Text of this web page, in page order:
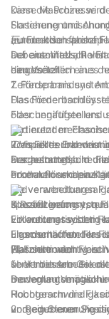
kann die Prozesse
automatisch
auf eine Vielzahl
den Vorteilen eines
Zeitersparnis und
oder ungiftigen und
und nutzt
kompakte und
Erscheinungsbild
die verwendbaren
speziell geformt,
vollautomatischen
unordentlichen
was sehr wichtig ist
senkt die
modernen
Diese Maschine
Sortierung und
(runde oder flache
Lebensmittel-,
eingesetzt.
三: Funktionsprinzip
Der automatische
hauptsächlich aus
1. Förderbandsystem
Das
Flaschenaufstellers
sortierenden
Das Förderband ist
ausgestattet, um
erkennen und eine
2.Visuelles
Der automatische
hochauflösenden
Klassifizierung von
Erkennungssystem
Eigenschaften der
Flaschen nach
3.Roboterarmsystem
Ein weiterer
Flaschenaufstellers
Platzieren der
über mehrere
Roboterarm die
vorgegebenen
四:Funktionen
1 Verbessern Sie
Der
und ein
2 Reduzieren Sie